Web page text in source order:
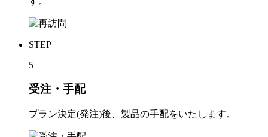
STEP
5
受注・手配
プラン決定(発注)後、製品の手配をいたします。